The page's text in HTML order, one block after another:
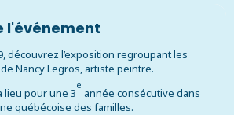
l'événement
découvrez l’exposition regroupant les
Nancy Legros, artiste peintre.
lieu pour une 3
e
année consécutive dans
québécoise des familles.